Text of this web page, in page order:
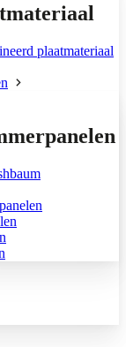
plaatmateriaal